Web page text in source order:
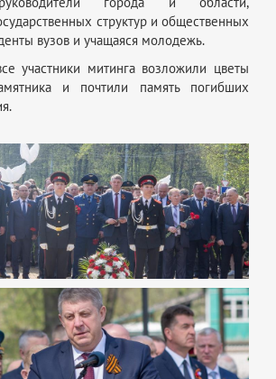
структур и общественных
вузов и учащаяся молодежь.
участники митинга возложили цветы
и почтили память погибших